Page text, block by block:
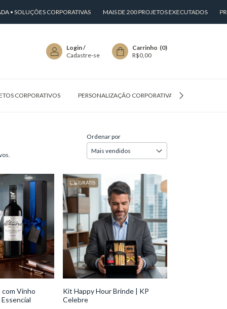
CORPORATIVAS MAIS DE 200 PROJETOS EXECUTADOS PROCESSO
Login/
Cadastre-se
Carrinho (0)
R$0,00
CORPORATIVOS PERSONALIZAÇÃO CORPORATIVA
Ordenar por
Vinho
GRÁTIS
Kit Happy Hour Brinde | KP
Celebre